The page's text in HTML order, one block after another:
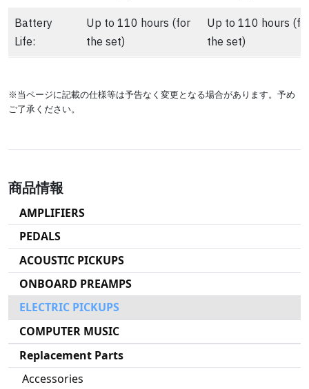
Battery
Life:
Up to 110 hours (for
the set)
Up to 110 hours
the set)
※当ページに記載の仕様等は予告なく変更となる場合があります。予め
ご了承ください。
商品情報
AMPLIFIERS
PEDALS
ACOUSTIC PICKUPS
ONBOARD PREAMPS
ELECTRIC PICKUPS
COMPUTER MUSIC
Replacement Parts
Accessories